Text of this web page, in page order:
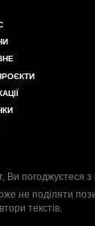
Ви погоджуєтеся з
не поділяти
текстів.